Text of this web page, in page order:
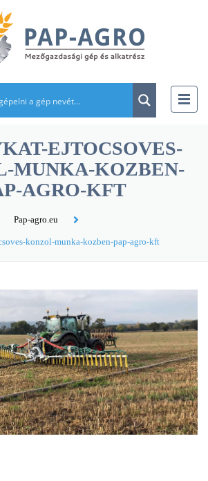
EJTOCSOVES-
MUNKA-KOZBEN-
AGRO-KFT
Pap-agro.eu
konzol-munka-kozben-pap-agro-kft